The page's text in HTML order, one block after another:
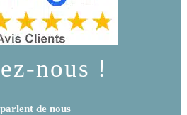
nous !
de nous